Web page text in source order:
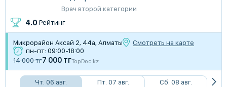
Врач второй категории
4.0 Рейтинг
Микрорайон Аксай 2, 44а, Алматы
Смотреть на карте
пн-пт: 09:00-18:00
14 000 тг7 000 тгTopDoc.kz
Чт. 06 авг. Пт. 07 авг. Сб. 08 авг.